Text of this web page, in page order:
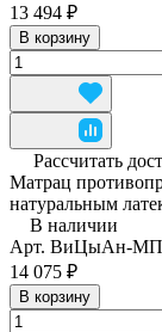
13 494 ₽
В корзину
Рассчитать
Матрац
натуральным
В наличии
Арт. ВиЦыАн-
14 075 ₽
В корзину